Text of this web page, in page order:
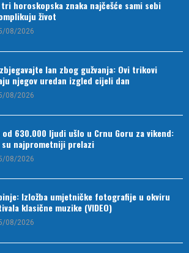
tri horoskopska znaka najčešće sami sebi
život
08/2026
lan zbog gužvanja: Ovi trikovi
njegov uredan izgled cijeli dan
08/2026
od 630.000 ljudi ušlo u Crnu Goru za vikend:
su najprometniji prelazi
08/2026
Izložba umjetničke fotografije u okviru
klasične muzike (VIDEO)
08/2026